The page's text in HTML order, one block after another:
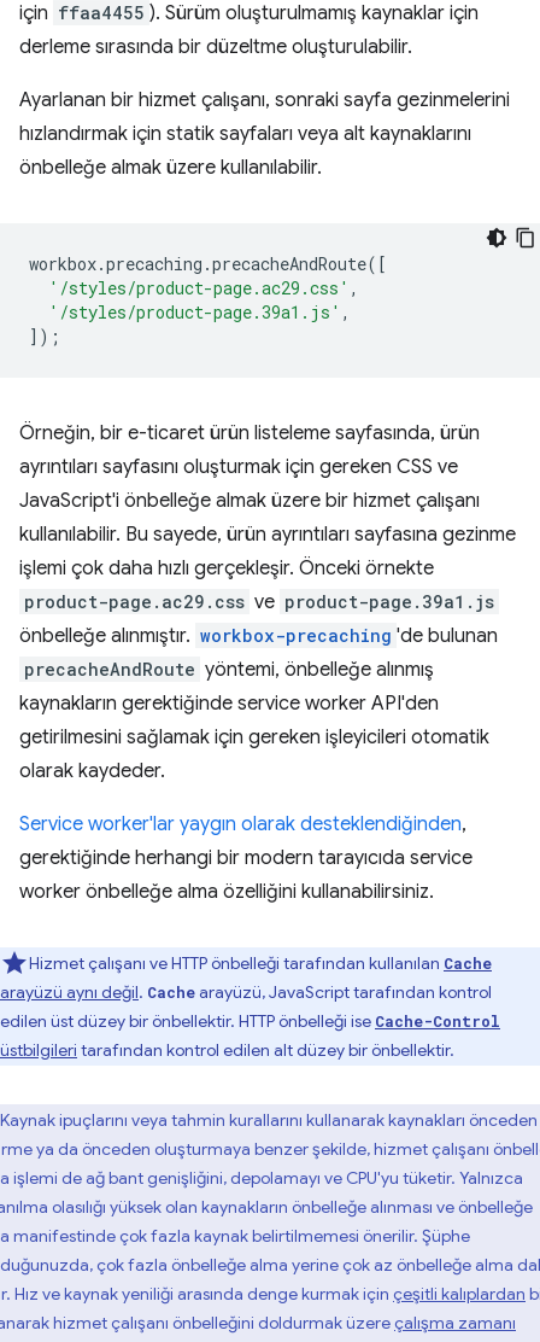
için ffaa4455 ). Sürüm oluşturulmamış kaynaklar için
derleme sırasında bir düzeltme oluşturulabilir.
Ayarlanan bir hizmet çalışanı, sonraki sayfa gezinmelerini
hızlandırmak için statik sayfaları veya alt kaynaklarını
önbelleğe almak üzere kullanılabilir.
workbox.precaching .precacheAndRoute([
'/styles/product-page.ac29.css' ,
'/styles/product-page.39a1.js' ,
]);
Örneğin, bir e-ticaret ürün listeleme sayfasında, ürün
ayrıntıları sayfasını oluşturmak için gereken CSS ve
JavaScript'i önbelleğe almak üzere bir hizmet çalışanı
kullanılabilir. Bu sayede, ürün ayrıntıları sayfasına gezinme
işlemi çok daha hızlı gerçekleşir. Önceki örnekte
product-page.ac29.css ve product-page.39a1.js
önbelleğe alınmıştır. workbox-precaching 'de bulunan
precacheAndRoute yöntemi, önbelleğe alınmış
kaynakların gerektiğinde service worker API'den
getirilmesini sağlamak için gereken işleyicileri otomatik
olarak kaydeder.
Service worker'lar yaygın olarak desteklendiğinden,
gerektiğinde herhangi bir modern tarayıcıda service
worker önbelleğe alma özelliğini kullanabilirsiniz.
Hizmet çalışanı ve HTTP önbelleği tarafından kullanılan Cache
arayüzü aynı değil. Cachearayüzü, JavaScript tarafından kontrol
edilen üst düzey bir önbellektir. HTTP önbelleği ise Cache-Control
üstbilgileri tarafından kontrol edilen alt düzey bir önbellektir.
Kaynak ipuçlarını veya tahmin kurallarını kullanarak kaynakları önceden
ya da önceden oluşturmaya benzer şekilde, hizmet çalışanı
işlemi de ağ bant genişliğini, depolamayı ve CPU'yu tüketir. Yalnızca
olasılığı yüksek olan kaynakların önbelleğe alınması ve önbelleğe
manifestinde çok fazla kaynak belirtilmemesi önerilir. Şüphe
çok fazla önbelleğe alma yerine çok az önbelleğe alma
Hız ve kaynak yeniliği arasında denge kurmak için çeşitli kalıplardan
hizmet çalışanı önbelleğini doldurmak üzereçalışma zamanı